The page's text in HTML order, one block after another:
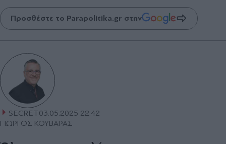
Προσθέστε το Parapolitika.gr στην
SECRET03.05.2025 22:42
ΓΙΩΡΓΟΣ ΚΟΥΒΑΡΑΣ